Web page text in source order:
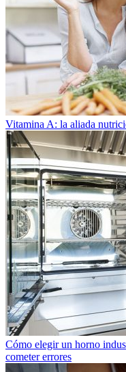
Vitamina A: la aliada
Cómo elegir un horno
cometer errores